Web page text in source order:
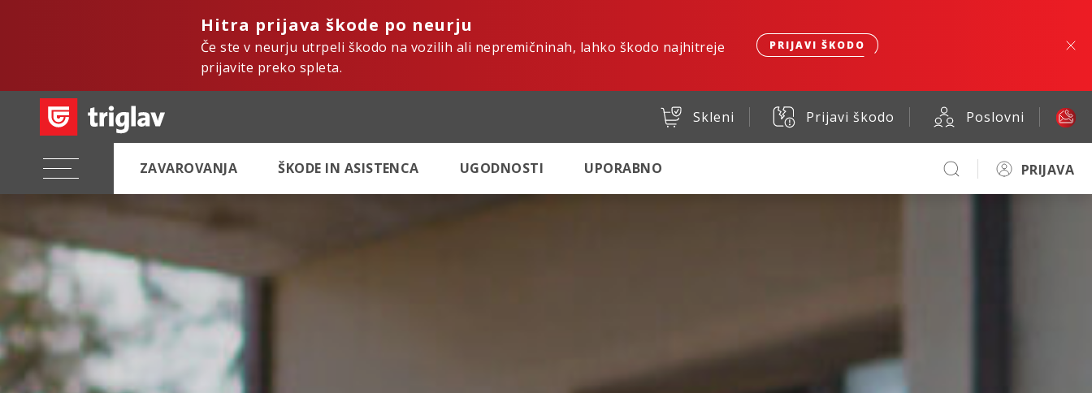
Hitra prijava škode po neurju
Če ste v neurju utrpeli škodo na vozilih ali nepremičninah, lahko škodo najhitreje
prijavite preko spleta.
PRIJAVI ŠKODO
Skleni Prijavi škodo Poslovni
ZAVAROVANJA ŠKODE IN ASISTENCA UGODNOSTI UPORABNO PRIJAVA